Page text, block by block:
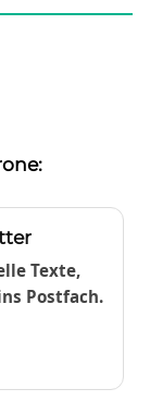
Texte,
Postfach.